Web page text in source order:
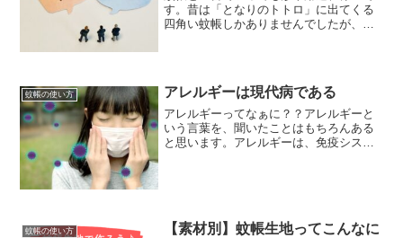
す。昔は「となりのトトロ」に出てくる
四角い蚊帳しかありませんでしたが、今
蚊帳の使い方 アレルギーは現代病である
アレルギーってなぁに？？アレルギーと
いう言葉を、聞いたことはもちろんある
と思います。アレルギーは、免疫システ
蚊帳の使い方
【素材別】蚊帳生地ってこんなに